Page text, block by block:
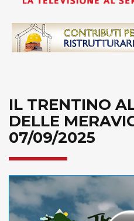
IL TRENTINO
DELLE
07/09/2025